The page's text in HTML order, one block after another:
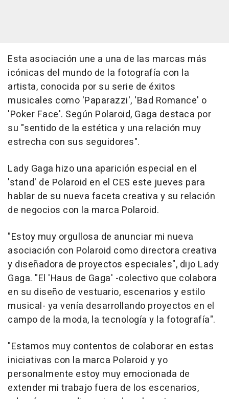
Esta asociación une a una de las marcas más
icónicas del mundo de la fotografía con la
artista, conocida por su serie de éxitos
musicales como 'Paparazzi', 'Bad Romance' o
'Poker Face'. Según Polaroid, Gaga destaca por
su "sentido de la estética y una relación muy
estrecha con sus seguidores".
Lady Gaga hizo una aparición especial en el
'stand' de Polaroid en el CES este jueves para
hablar de su nueva faceta creativa y su relación
de negocios con la marca Polaroid.
"Estoy muy orgullosa de anunciar mi nueva
asociación con Polaroid como directora creativa
y diseñadora de proyectos especiales", dijo Lady
Gaga. "El 'Haus de Gaga' -colectivo que colabora
en su diseño de vestuario, escenarios y estilo
musical- ya venía desarrollando proyectos en el
campo de la moda, la tecnología y la fotografía".
"Estamos muy contentos de colaborar en estas
iniciativas con la marca Polaroid y yo
personalmente estoy muy emocionada de
extender mi trabajo fuera de los escenarios,